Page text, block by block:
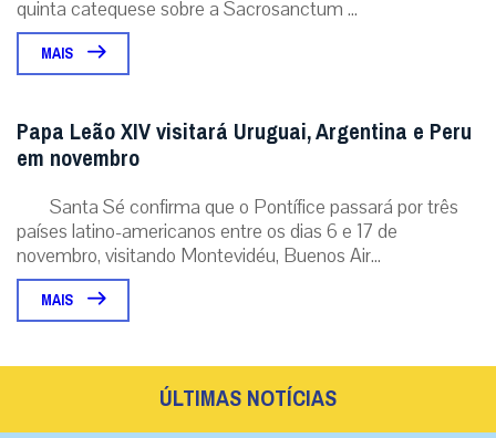
quinta catequese sobre a Sacrosanctum ...
MAIS
Papa Leão XIV visitará Uruguai, Argentina e Peru
em novembro
Santa Sé confirma que o Pontífice passará por três
países latino-americanos entre os dias 6 e 17 de
novembro, visitando Montevidéu, Buenos Air...
MAIS
ÚLTIMAS NOTÍCIAS